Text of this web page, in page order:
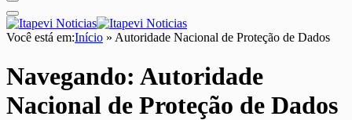
Você está em:Início » Autoridade Nacional de Proteção de Dados
Navegando: Autoridade
Nacional de Proteção de Dados